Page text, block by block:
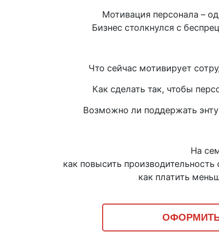
Мотивация персонала –
Бизнес столкнулся с
Что сейчас мотивирует
Как сделать так, чтобы
Возможно ли поддержать
На
как повысить
как платить